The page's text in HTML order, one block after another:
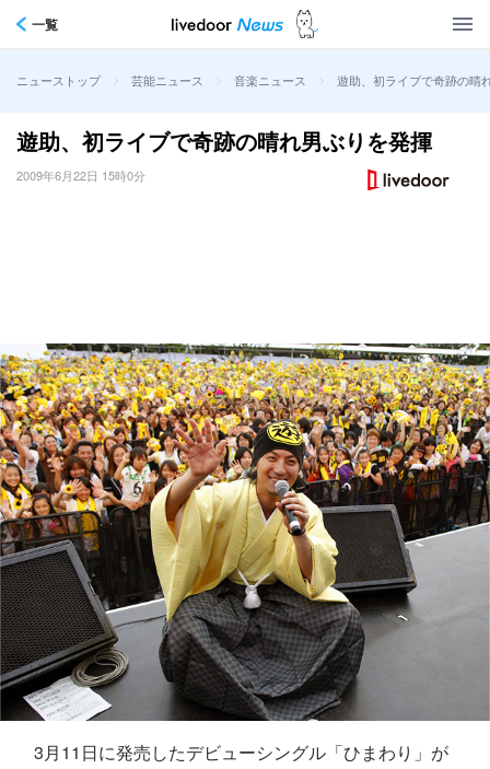
一覧
ニューストップ > 芸能ニュース > 音楽ニュース > 遊助、初ライブで奇跡の晴
遊助、初ライブで奇跡の晴れ男ぶりを発揮
2009年6月22日 15時0分
3月11日に発売したデビューシングル「ひまわり」が